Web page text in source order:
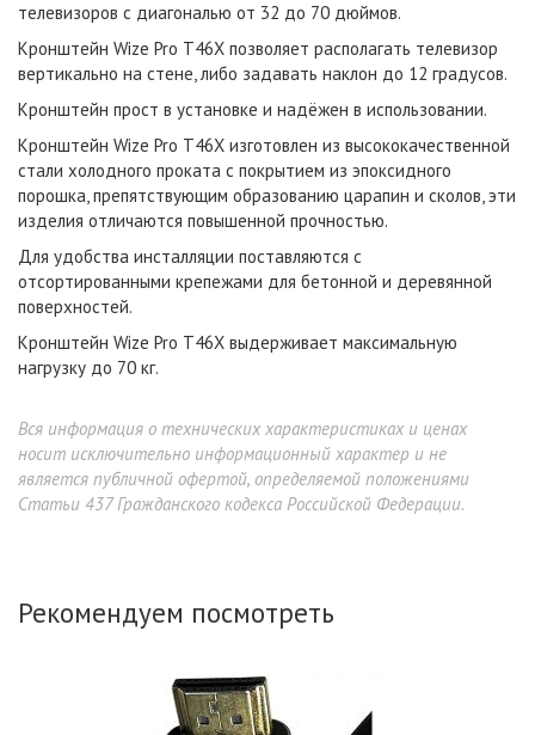
телевизоров с диагональю от 32 до 70 дюймов.
Кронштейн Wize Pro T46X позволяет располагать телевизор
вертикально на стене, либо задавать наклон до 12 градусов.
Кронштейн прост в установке и надёжен в использовании.
Кронштейн Wize Pro T46X изготовлен из высококачественной
стали холодного проката с покрытием из эпоксидного
порошка, препятствующим образованию царапин и сколов, эти
изделия отличаются повышенной прочностью.
Для удобства инсталляции поставляются с
отсортированными крепежами для бетонной и деревянной
поверхностей.
Кронштейн Wize Pro T46X выдерживает максимальную
нагрузку до 70 кг.
Вся информация о технических характеристиках и ценах
носит исключительно информационный характер и не
является публичной офертой, определяемой положениями
Статьи 437 Гражданского кодекса Российской Федерации.
Рекомендуем посмотреть